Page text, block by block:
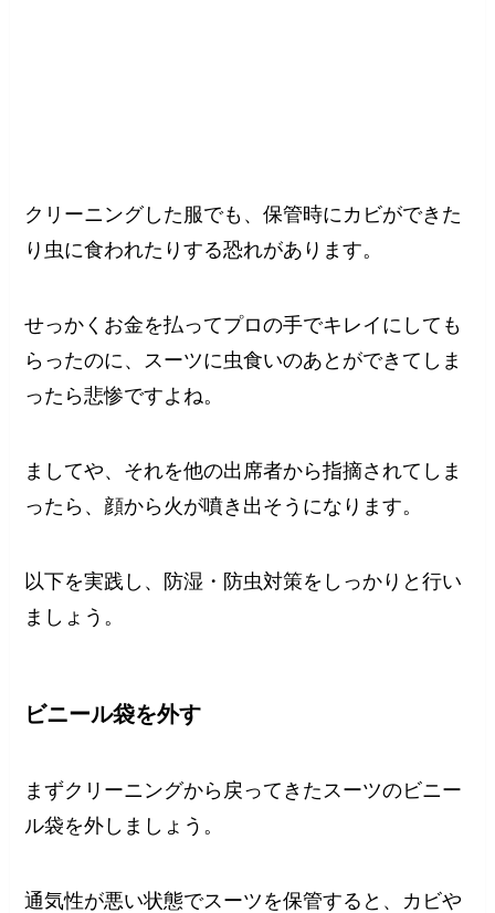
クリーニングした服でも、保管時にカビができた
り虫に食われたりする恐れがあります。
せっかくお金を払ってプロの手でキレイにしても
らったのに、スーツに虫食いのあとができてしま
ったら悲惨ですよね。
ましてや、それを他の出席者から指摘されてしま
ったら、顔から火が噴き出そうになります。
以下を実践し、防湿・防虫対策をしっかりと行い
ましょう。
ビニール袋を外す
まずクリーニングから戻ってきたスーツのビニー
ル袋を外しましょう。
通気性が悪い状態でスーツを保管すると、カビや